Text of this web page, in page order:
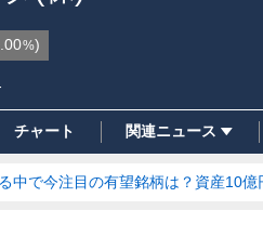
%)
チャート 関連ニュース
中で今注目の有望銘柄は？資産10